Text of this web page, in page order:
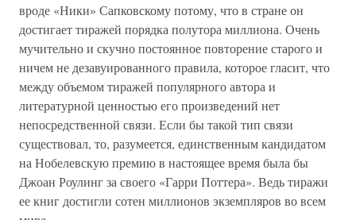
вроде «Ники» Сапковскому потому, что в стране он
достигает тиражей порядка полутора миллиона. Очень
мучительно и скучно постоянное повторение старого и
ничем не дезавуированного правила, которое гласит, что
между объемом тиражей популярного автора и
литературной ценностью его произведений нет
непосредственной связи. Если бы такой тип связи
существовал, то, разумеется, единственным кандидатом
на Нобелевскую премию в настоящее время была бы
Джоан Роулинг за своего «Гарри Поттера». Ведь тиражи
ее книг достигли сотен миллионов экземпляров во всем